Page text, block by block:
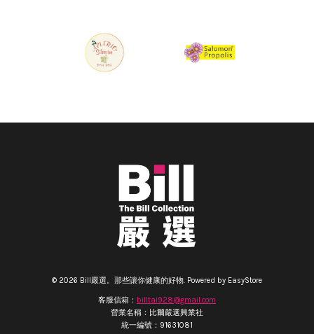
© 2026 Bill嚴選。那些讓你健康的好物. Powered by EasyStore
客服信箱： billtai928@gmail.com
營業名稱：比爾嚴選興業社
統一編號：91631081